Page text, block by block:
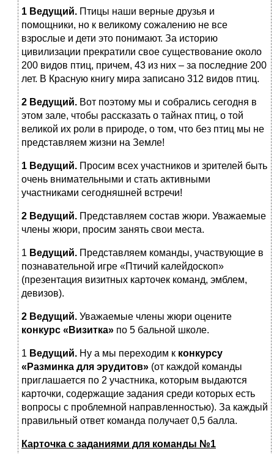
1 Ведущий. Птицы наши верные друзья и
помощники, но к великому сожалению не все
взрослые и дети это понимают. За историю
цивилизации прекратили свое существование около
200 видов птиц, причем, 43 из них – за последние 200
лет. В Красную книгу мира записано 312 видов птиц.
2 Ведущий. Вот поэтому мы и собрались сегодня в
этом зале, чтобы рассказать о тайнах птиц, о той
великой их роли в природе, о том, что без птиц мы не
представляем жизни на Земле!
1 Ведущий. Просим всех участников и зрителей быть
очень внимательными и стать активными
участниками сегодняшней встречи!
2 Ведущий. Представляем состав жюри. Уважаемые
члены жюри, просим занять свои места.
1 Ведущий. Представляем команды, участвующие в
познавательной игре «Птичий калейдоскоп»
(презентация визитных карточек команд, эмблем,
девизов).
2 Ведущий. Уважаемые члены жюри оцените
конкурс «Визитка» по 5 бальной школе.
1 Ведущий. Ну а мы переходим к конкурсу
«Разминка для эрудитов» (от каждой команды
приглашается по 2 участника, которым выдаются
карточки, содержащие задания среди которых есть
вопросы с проблемной направленностью). За каждый
правильный ответ команда получает 0,5 балла.
Карточка с заданиями для команды №1